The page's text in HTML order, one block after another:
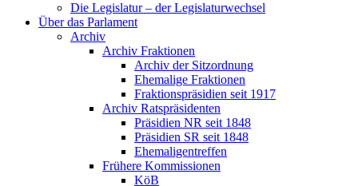
Die Legislatur – der Legislaturwechsel
Über das Parlament
Archiv
Archiv Fraktionen
Archiv der Sitzordnung
Ehemalige Fraktionen
Fraktionspräsidien seit 1917
Archiv Ratspräsidenten
Präsidien NR seit 1848
Präsidien SR seit 1848
Ehemaligentreffen
Frühere Kommissionen
KöB